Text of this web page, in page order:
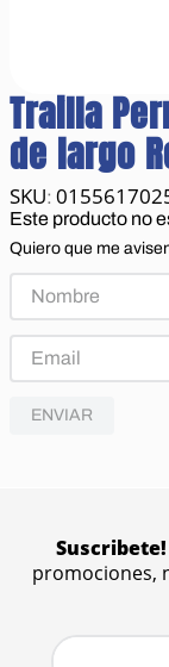
Trailla
de largo
:
Este producto no
Quiero que me
ENVIAR
promociones,